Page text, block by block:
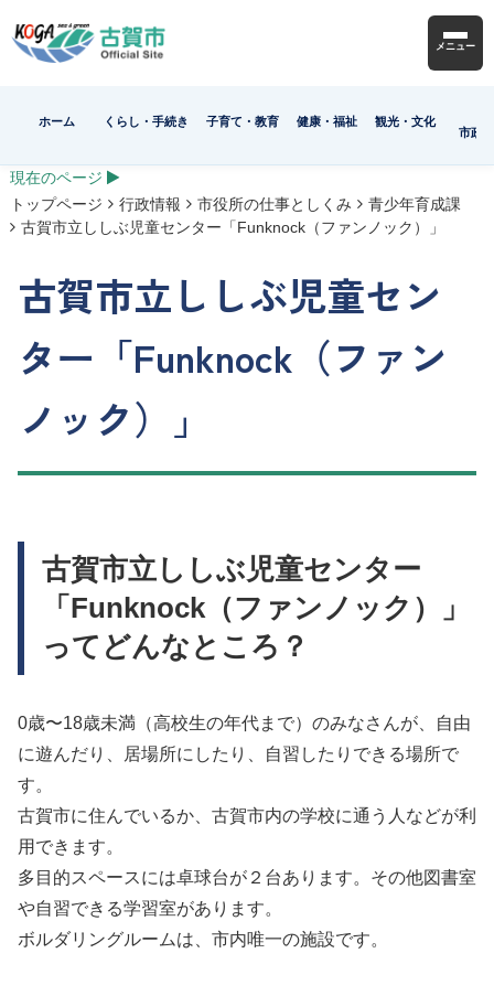
メニュー
ホーム くらし・手続き 子育て・教育 健康・福祉
観光・文化
市政
現在のページ
トップページ
行政情報 市役所の仕事としくみ
青少年育成課
古賀市立ししぶ児童センター「Funknock（ファンノック）」
古賀市立ししぶ児童セン
ター「Funknock（ファン
ノック）」
古賀市立ししぶ児童センター
「Funknock（ファンノック）」
ってどんなところ？
0歳〜18歳未満（高校生の年代まで）のみなさんが、自由
に遊んだり、居場所にしたり、自習したりできる場所で
す。
古賀市に住んでいるか、古賀市内の学校に通う人などが利
用できます。
多目的スペースには卓球台が２台あります。その他図書室
や自習できる学習室があります。
ボルダリングルームは、市内唯一の施設です。